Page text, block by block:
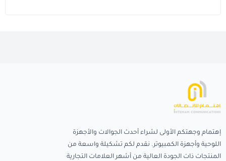
إهتمام وجهتكم الأولى لشراء أحدث الجوالات والأجهزة
اللوحية وأجهزة الكمبيوتر. نقدم لكم تشكيلة واسعة من
المنتجات ذات الجودة العالية من أشهر العلامات التجارية